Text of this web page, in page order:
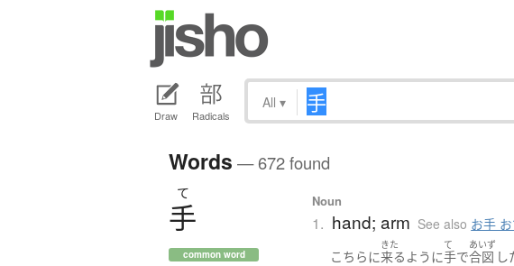
Draw Radicals
All ▾
Words — 672 found
て
手
common word
Noun
1. hand; arm See also お手
こちらに
きた
来る ように
て
手で
あいず
合図 し